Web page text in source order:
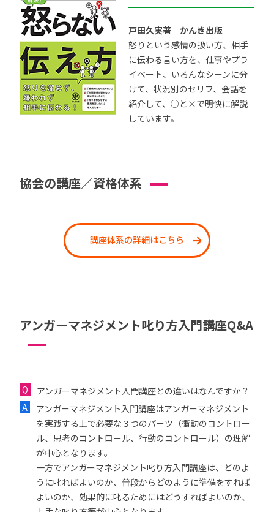
戸田久実著 かんき出版
怒りという感情の扱い方、相手
に伝わる言い方を、仕事やプラ
イベート、いろんなシーンに分
けて、状況別のセリフ、会話を
紹介して、○と×で明快に解説
しています。
協会の講座／資格体系
講座体系の詳細はこちら
アンガーマネジメント叱り方入門講座Q&A
アンガーマネジメント入門講座との違いはなんですか？
アンガーマネジメント入門講座はアンガーマネジメント
を実践する上で必要な３つのパーツ（衝動のコントロー
ル、思考のコントロール、行動のコントロール）の理解
が中心となります。
一方でアンガーマネジメント叱り方入門講座は、どのよ
うに叱ればよいのか、普段からどのように準備をすれば
よいのか、効果的に叱るためにはどうすればよいのか、